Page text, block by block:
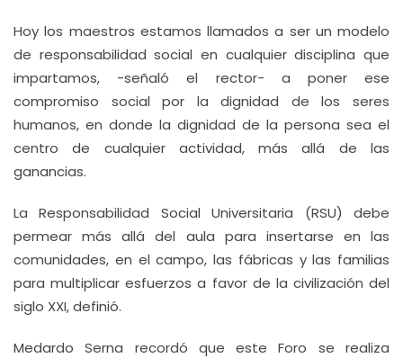
Hoy los maestros estamos llamados a ser un modelo
de responsabilidad social en cualquier disciplina que
impartamos, -señaló el rector- a poner ese
compromiso social por la dignidad de los seres
humanos, en donde la dignidad de la persona sea el
centro de cualquier actividad, más allá de las
ganancias.
La Responsabilidad Social Universitaria (RSU) debe
permear más allá del aula para insertarse en las
comunidades, en el campo, las fábricas y las familias
para multiplicar esfuerzos a favor de la civilización del
siglo XXI, definió.
Medardo Serna recordó que este Foro se realiza